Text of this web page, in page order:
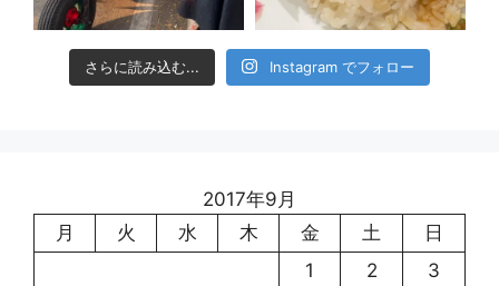
さらに読み込む... Instagram でフォロー
2017年9月
月
火 水 木 金 土
日
1
2 3